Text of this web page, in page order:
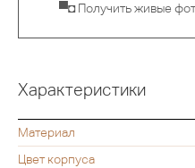
▀◘ Получить живые
Характеристики
Материал
Цвет корпуса